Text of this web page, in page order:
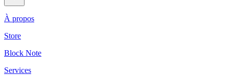
À propos
Store
Block Note
Services